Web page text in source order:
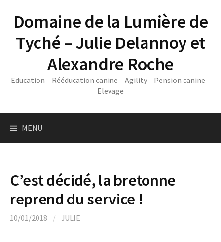
contentDomaine de la Lumière de
Tyché – Julie Delannoy et
Alexandre Roche
Education – Rééducation canine – Agility – Pension canine –
Elevage
MENU
C’est décidé, la bretonne
reprend du service !
10/01/2018 / JULIE